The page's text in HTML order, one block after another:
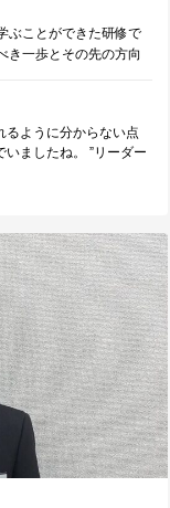
ぶことができた研修で
き一歩とその先の方向
るように分からない点
ましたね。 ”リーダー
のない旅路の始まり
るか、によって参加者
ださった悔しさを糧に
。